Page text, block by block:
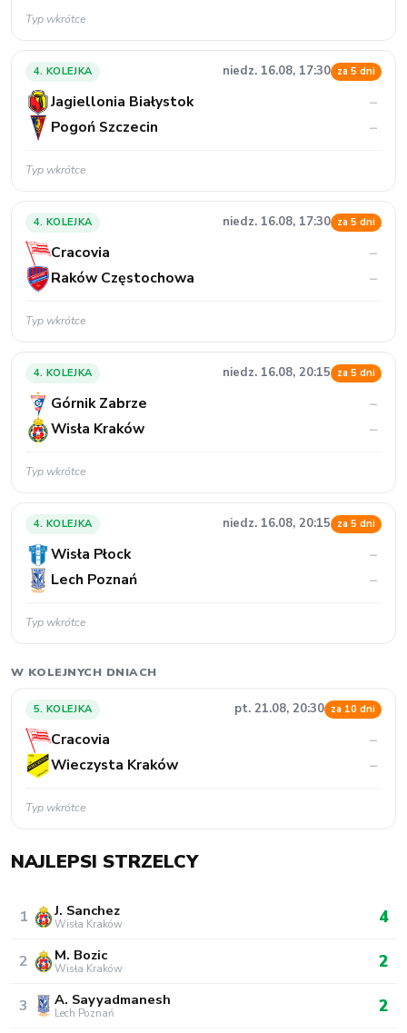
Typ wkrótce
4. KOLEJKA niedz. 16.08, 17:30 za 5 dni
Jagiellonia Białystok
–
Pogoń Szczecin
–
Typ wkrótce
4. KOLEJKA niedz. 16.08, 17:30 za 5 dni
Cracovia
–
Raków Częstochowa
–
Typ wkrótce
4. KOLEJKA niedz. 16.08, 20:15 za 5 dni
Górnik Zabrze
–
Wisła Kraków
–
Typ wkrótce
4. KOLEJKA niedz. 16.08, 20:15 za 5 dni
Wisła Płock
–
Lech Poznań
–
Typ wkrótce
W KOLEJNYCH DNIACH
5. KOLEJKA pt. 21.08, 20:30 za 10 dni
Cracovia
–
Wieczysta Kraków
–
Typ wkrótce
NAJLEPSI STRZELCY
1 J. Sanchez
Wisła Kraków 4
2 M. Bozic
Wisła Kraków 2
3 A. Sayyadmanesh
Lech Poznań 2